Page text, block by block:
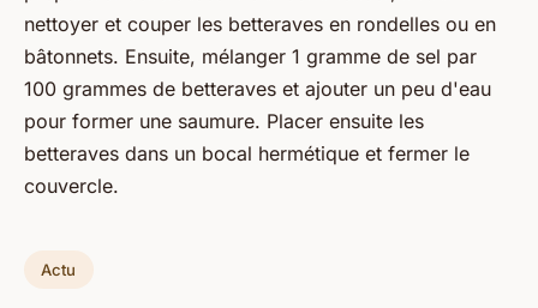
nettoyer et couper les betteraves en rondelles ou en
bâtonnets. Ensuite, mélanger 1 gramme de sel par
100 grammes de betteraves et ajouter un peu d'eau
pour former une saumure. Placer ensuite les
betteraves dans un bocal hermétique et fermer le
couvercle.
Actu